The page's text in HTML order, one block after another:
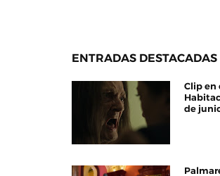
ENTRADAS DESTACADAS
Clip en
de